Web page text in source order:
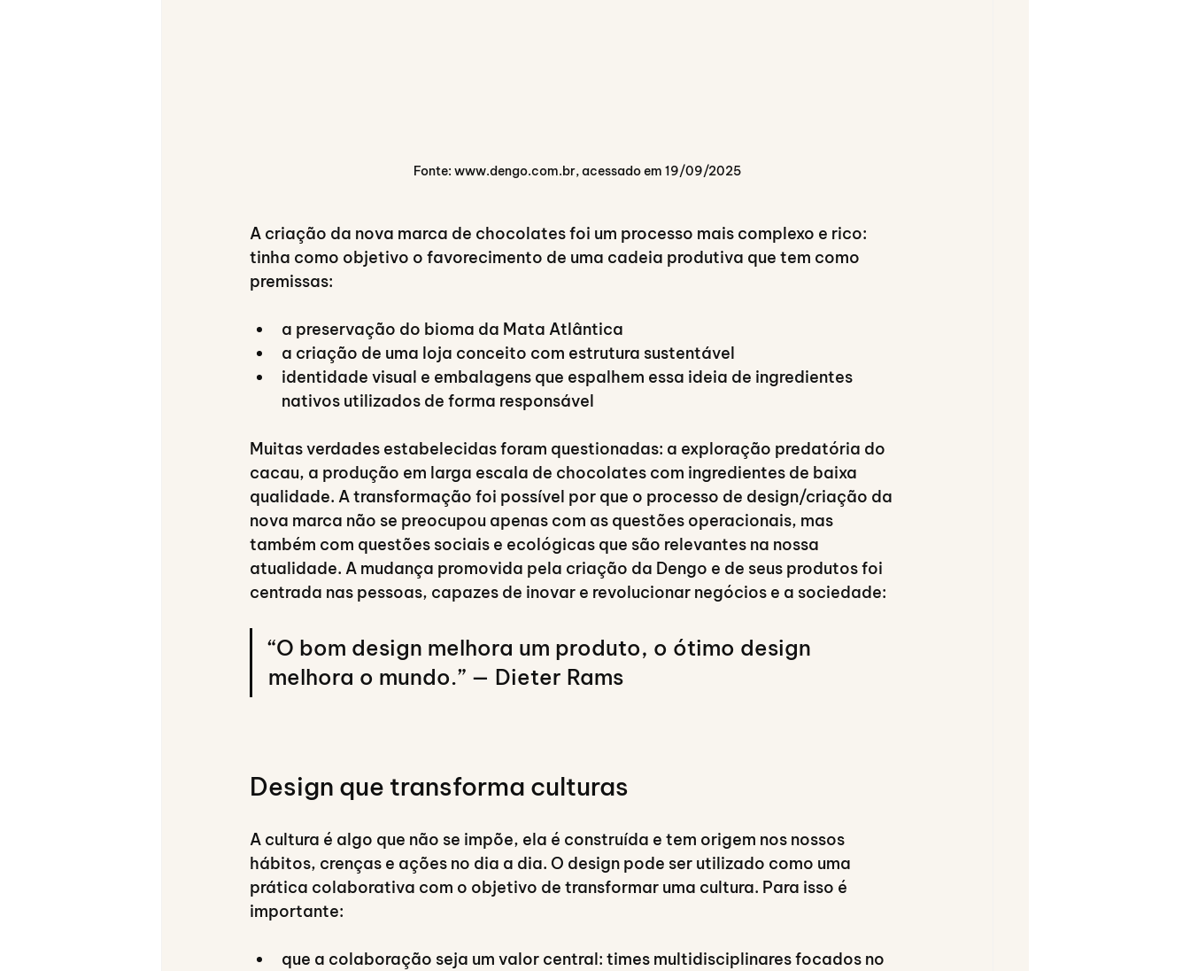
Fonte: www.dengo.com.br, acessado em 19/09/2025
A criação da nova marca de chocolates foi um processo mais complexo e rico:
tinha como objetivo o favorecimento de uma cadeia produtiva que tem como
premissas:
a preservação do bioma da Mata Atlântica
a criação de uma loja conceito com estrutura sustentável
identidade visual e embalagens que espalhem essa ideia de ingredientes
nativos utilizados de forma responsável
Muitas verdades estabelecidas foram questionadas: a exploração predatória do
cacau, a produção em larga escala de chocolates com ingredientes de baixa
qualidade. A transformação foi possível por que o processo de design/criação da
nova marca não se preocupou apenas com as questões operacionais, mas
também com questões sociais e ecológicas que são relevantes na nossa
atualidade. A mudança promovida pela criação da Dengo e de seus produtos foi
centrada nas pessoas, capazes de inovar e revolucionar negócios e a sociedade:
“O bom design melhora um produto, o ótimo design
melhora o mundo.” — Dieter Rams
Design que transforma culturas
A cultura é algo que não se impõe, ela é construída e tem origem nos nossos
hábitos, crenças e ações no dia a dia. O design pode ser utilizado como uma
prática colaborativa com o objetivo de transformar uma cultura. Para isso é
importante:
que a colaboração seja um valor central: times multidisciplinares focados no